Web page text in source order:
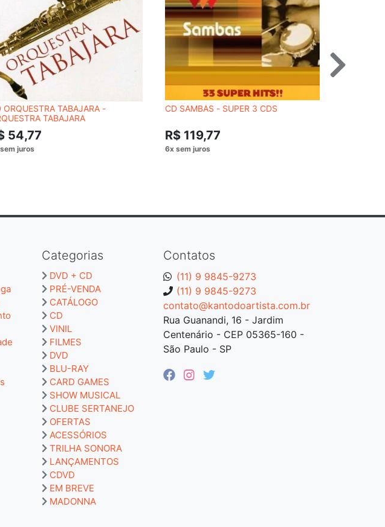
ORQUESTRA TABAJARA -
TABAJARA
54,77
CD SAMBAS - SUPER 3 CDS
R$ 119,77
Contatos
(11) 9 9845-9273
(11) 9 9845-9273
contato@kantodoartista.com.br
Rua Guanandi, 16 - Jardim
Centenário - CEP 05365-160 -
São Paulo - SP
Categorias
DVD + CD
PRÉ-VENDA
CATÁLOGO
CD
VINIL
FILMES
DVD
BLU-RAY
CARD GAMES
SHOW MUSICAL
CLUBE SERTANEJO
OFERTAS
ACESSÓRIOS
TRILHA SONORA
LANÇAMENTOS
CDVD
EM BREVE
MADONNA